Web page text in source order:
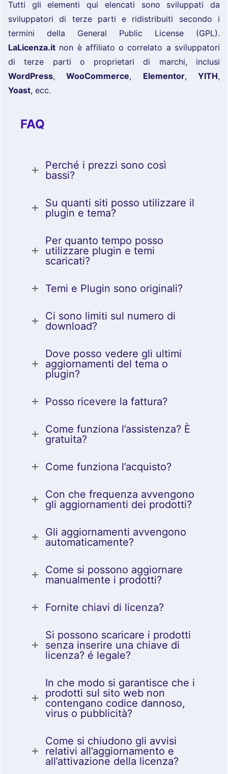
Tutti gli elementi qui elencati sono sviluppati da
sviluppatori di terze parti e ridistribuiti secondo i
termini della General Public License (GPL).
LaLicenza.it non è affiliato o correlato a sviluppatori
di terze parti o proprietari di marchi, inclusi
WordPress,WooCommerce, Elementor,YITH,
Yoast, ecc.
FAQ
Perché i prezzi sono così
bassi?
Su quanti siti posso utilizzare il
plugin e tema?
Per quanto tempo posso
utilizzare plugin e temi
scaricati?
Temi e Plugin sono originali?
Ci sono limiti sul numero di
download?
Dove posso vedere gli ultimi
aggiornamenti del tema o
plugin?
Posso ricevere la fattura?
Come funziona l’assistenza? È
gratuita?
Come funziona l’acquisto?
Con che frequenza avvengono
gli aggiornamenti dei prodotti?
Gli aggiornamenti avvengono
automaticamente?
Come si possono aggiornare
manualmente i prodotti?
Fornite chiavi di licenza?
Si possono scaricare i prodotti
senza inserire una chiave di
licenza? é legale?
In che modo si garantisce che i
prodotti sul sito web non
contengano codice dannoso,
virus o pubblicità?
Come si chiudono gli avvisi
relativi all’aggiornamento e
all’attivazione della licenza?